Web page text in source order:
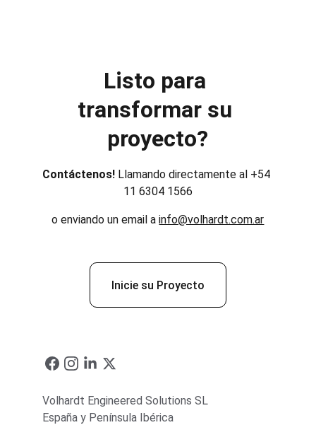
Listo para
transformar su
proyecto?
Contáctenos! Llamando directamente al +54
11 6304 1566
o enviando un email a info@volhardt.com.ar
Inicie su Proyecto
Volhardt Engineered Solutions SL
España y Península Ibérica